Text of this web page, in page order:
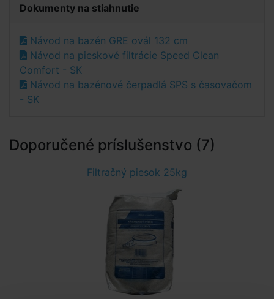
Dokumenty na stiahnutie
Návod na bazén GRE ovál 132 cm
Návod na pieskové filtrácie Speed Clean
Comfort - SK
Návod na bazénové čerpadlá SPS s časovačom
- SK
Doporučené príslušenstvo (7)
Filtračný piesok 25kg